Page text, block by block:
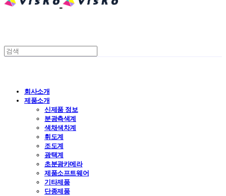
회사소개
제품소개
신제품 정보
분광측색계
색채색차계
휘도계
조도계
광택계
초분광카메라
제품소프트웨어
기타제품
단종제품